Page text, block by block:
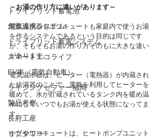
トライブリッド蓄電池
創蓄連携システム
トライブリッド蓄電システム
スマートエコライフ
EV車（電気自動車）
ライジングゼファー福岡
製品考察
長府工産
リブタワー
～お湯の作り方に違いがあります～
電気温水器もエコキュートも家庭内で使うお湯
を作るシステムであるという目的は同じです
が、そもそもお湯の作り方そのもに大きな違い
があります。
電気温水器は、ヒーター（電熱器）が内蔵され
た給湯器のことで、電気を利用してヒーターを
暖めて、水が貯蔵されているタンク内を暖め温
水にしていつでもお湯が使える状態になってま
す。
かたやエコキュートは、ヒートポンプユニット